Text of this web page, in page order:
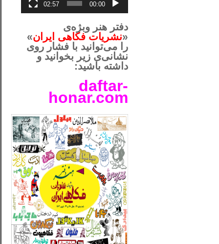
00:00
02:57
دفتر هنر وبژه‌ی
«نشریات فکاهی ایران»
را می‌توانید با فشار روی
نشانی‌ی زیر بخوانید و
داشته باشید:
daftar-
honar.com